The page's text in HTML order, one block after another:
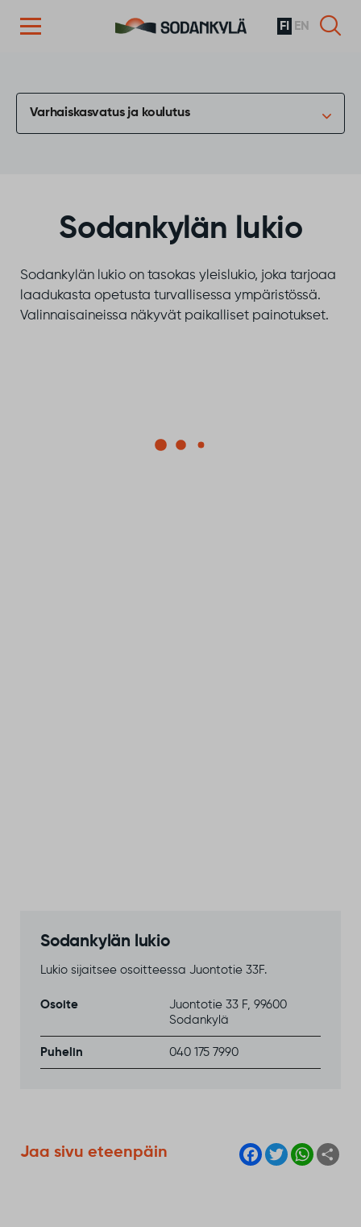
FI EN
Varhaiskasvatus ja koulutus
Sodankylän lukio
Sodankylän lukio on tasokas yleislukio, joka tarjoaa
laadukasta opetusta turvallisessa ympäristössä.
Valinnaisaineissa näkyvät paikalliset painotukset.
Sodankylän lukio
Lukio sijaitsee osoitteessa Juontotie 33F.
Osoite
Juontotie 33 F, 99600
Sodankylä
Puhelin 040 175 7990
Jaa sivu eteenpäin
F
a
T
w
W
h